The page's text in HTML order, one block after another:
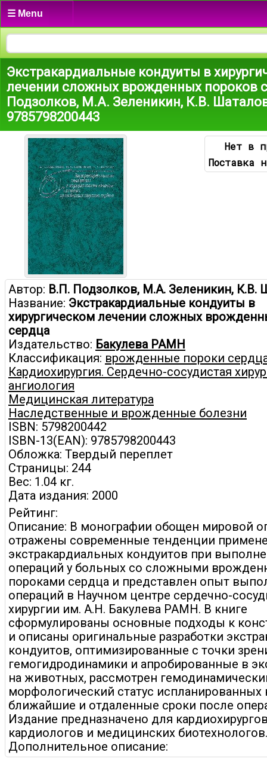
☰ Menu
Экстракардиальные кондуиты в
лечении сложных врожденных пороков
Подзолков, М.А. Зеленикин, К.В.
9785798200443
Нет в
Поставка
Автор: В.П. Подзолков, М.А. Зеленикин, К.В.
Название: Экстракардиальные кондуиты в
хирургическом лечении сложных
сердца
Издательство: Бакулева РАМН
Классификация: врожденные пороки
Кардиохирургия. Сердечно-сосудистая
ангиология
Медицинская литература
Наследственные и врожденные болезни
ISBN: 5798200442
ISBN-13(EAN): 9785798200443
Обложка: Твердый переплет
Страницы: 244
Вес: 1.04 кг.
Дата издания: 2000
Рейтинг:
Описание: В монографии обощен мировой
отражены современные тенденции
экстракардиальных кондуитов при
операций у больных со сложными
пороками сердца и представлен опыт
операций в Научном центре сердечно-
хирургии им. А.Н. Бакулева РАМН. В книге
сформулированы основные подходы к
и описаны оригинальные разработки
кондуитов, оптимизированные с точки
гемогидродинамики и апробированные в
на животных, рассмотрен
морфологический статус испланированных
ближайшие и отдаленные сроки после
Издание предназначено для
кардиологов и медицинских биотехнологов.
Дополнительное описание: